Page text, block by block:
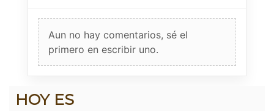
Aun no hay comentarios, sé el
primero en escribir uno.
HOY ES